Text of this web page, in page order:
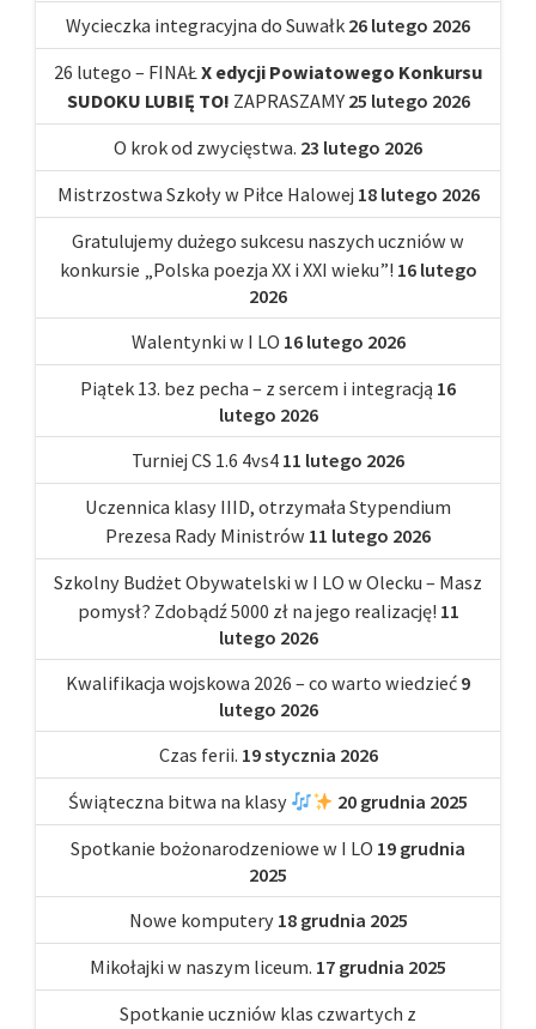
Wycieczka integracyjna do Suwałk 26 lutego 2026
26 lutego – FINAŁX edycji Powiatowego Konkursu
SUDOKU LUBIĘ TO! ZAPRASZAMY 25 lutego 2026
O krok od zwycięstwa. 23 lutego 2026
Mistrzostwa Szkoły w Piłce Halowej 18 lutego 2026
Gratulujemy dużego sukcesu naszych uczniów w
konkursie „Polska poezja XX i XXI wieku”! 16 lutego
2026
Walentynki w I LO 16 lutego 2026
Piątek 13. bez pecha – z sercem i integracją 16
lutego 2026
Turniej CS 1.6 4vs4 11 lutego 2026
Uczennica klasy IIID, otrzymała Stypendium
Prezesa Rady Ministrów 11 lutego 2026
Szkolny Budżet Obywatelski w I LO w Olecku – Masz
pomysł? Zdobądź 5000 zł na jego realizację! 11
lutego 2026
Kwalifikacja wojskowa 2026 – co warto wiedzieć 9
lutego 2026
Czas ferii. 19 stycznia 2026
Świąteczna bitwa na klasy
20 grudnia 2025
Spotkanie bożonarodzeniowe w I LO 19 grudnia
2025
Nowe komputery 18 grudnia 2025
Mikołajki w naszym liceum. 17 grudnia 2025
Spotkanie uczniów klas czwartych z